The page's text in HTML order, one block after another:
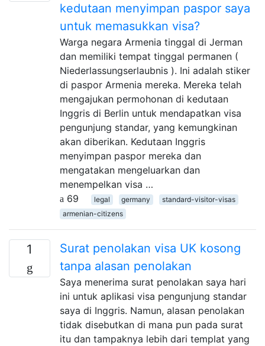
kedutaan menyimpan paspor saya
untuk memasukkan visa?
Warga negara Armenia tinggal di Jerman
dan memiliki tempat tinggal permanen (
Niederlassungserlaubnis ). Ini adalah stiker
di paspor Armenia mereka. Mereka telah
mengajukan permohonan di kedutaan
Inggris di Berlin untuk mendapatkan visa
pengunjung standar, yang kemungkinan
akan diberikan. Kedutaan Inggris
menyimpan paspor mereka dan
mengatakan mengeluarkan dan
menempelkan visa …
69
legal germany
standard-visitor-visas
armenian-citizens
1
Surat penolakan visa UK kosong
tanpa alasan penolakan
Saya menerima surat penolakan saya hari
ini untuk aplikasi visa pengunjung standar
saya di Inggris. Namun, alasan penolakan
tidak disebutkan di mana pun pada surat
itu dan tampaknya lebih dari templat yang